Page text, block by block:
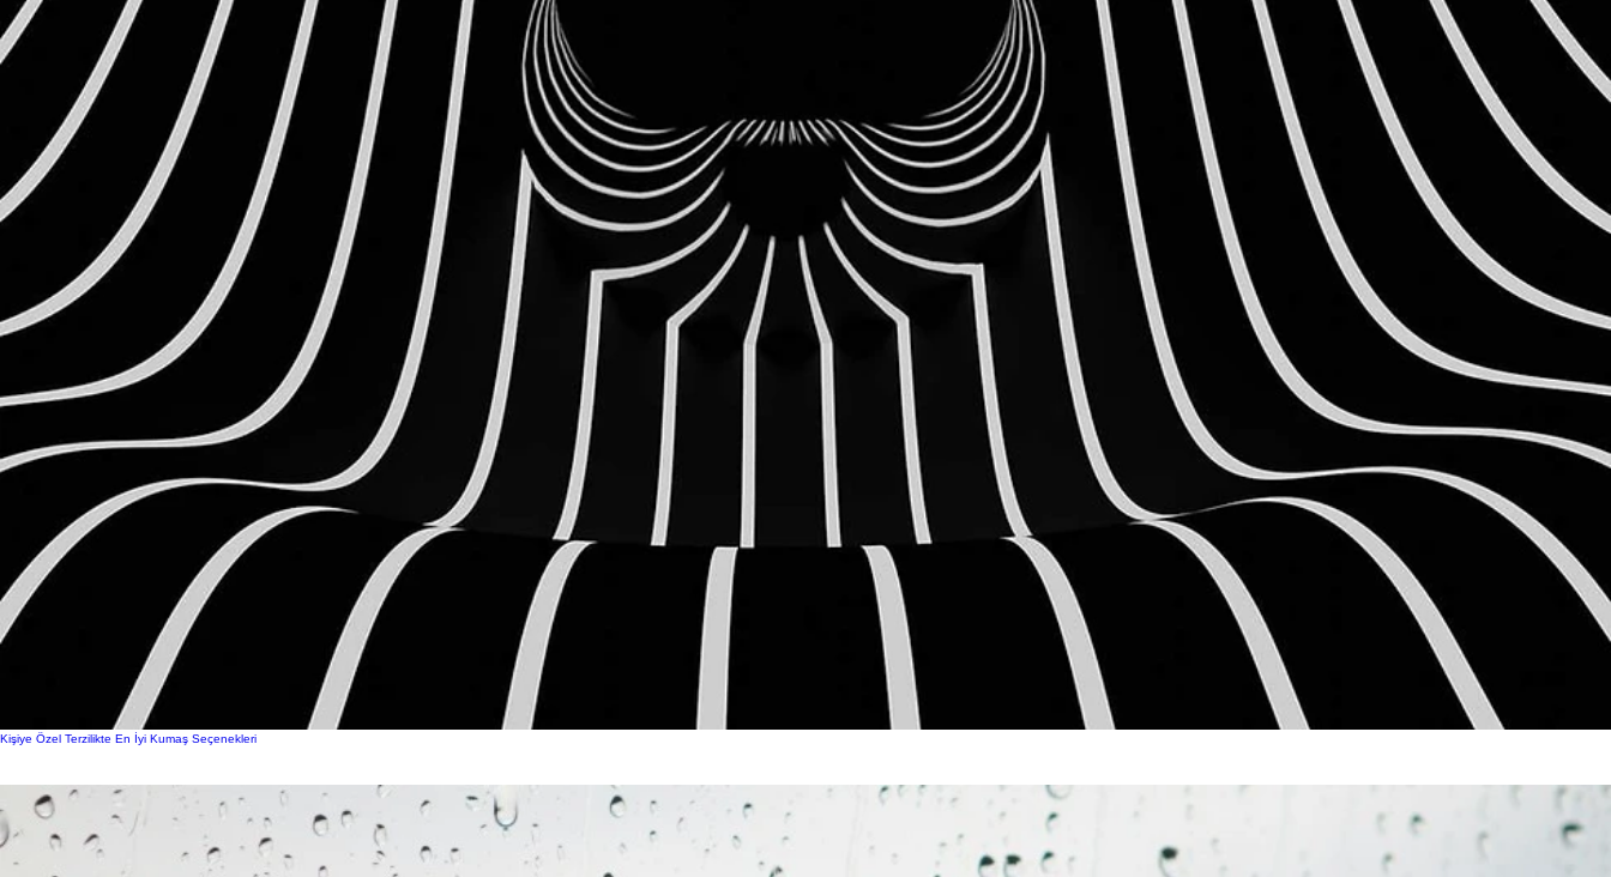
Kişiye Özel Terzilikte En İyi Kumaş Seçenekleri